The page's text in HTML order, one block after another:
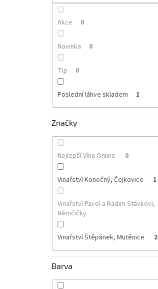
Akce 0
Novinka 0
Tip 0
Poslední láhve skladem 1
Značky
Nejlepší Vína Online 0
Vinařství Konečný, Čejkovice 1
Vinařství Pavel a Radim Stávkovi,
Němčičky
Vinařství Štěpánek, Mutěnice 2
Barva